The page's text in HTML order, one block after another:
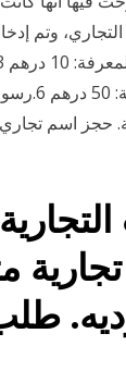
حجز اسم